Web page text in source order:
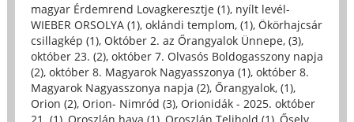
magyar Érdemrend Lovagkeresztje (1), nyílt levél-
WIEBER ORSOLYA (1), oklándi templom, (1), Ökörhajcsár
csillagkép (1), Október 2. az Őrangyalok Ünnepe, (3),
október 23. (2), október 7. Olvasós Boldogasszony napja
(2), október 8. Magyarok Nagyasszonya (1), október 8.
Magyarok Nagyasszonya napja (2), Őrangyalok, (1),
Orion (2), Orion- Nimród (3), Orionidák - 2025. október